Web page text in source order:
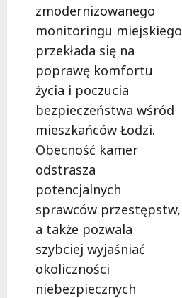
zmodernizowanego
monitoringu miejskiego
przekłada się na
poprawę komfortu
życia i poczucia
bezpieczeństwa wśród
mieszkańców Łodzi.
Obecność kamer
odstrasza
potencjalnych
sprawców przestępstw,
a także pozwala
szybciej wyjaśniać
okoliczności
niebezpiecznych